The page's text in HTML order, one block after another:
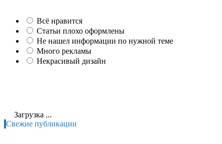
Всё нравится
Статьи плохо оформлены
Не нашел информации по нужной теме
Много рекламы
Некрасивый дизайн
Загрузка ...
Свежие публикации